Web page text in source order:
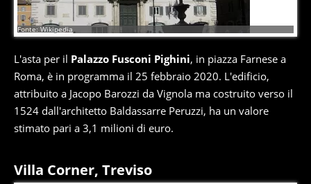
Fonte: Wikipedia
L'asta per il Palazzo Fusconi Pighini, in piazza Farnese a
Roma, è in programma il 25 febbraio 2020. L'edificio,
attribuito a Jacopo Barozzi da Vignola ma costruito verso il
1524 dall'architetto Baldassarre Peruzzi, ha un valore
stimato pari a 3,1 milioni di euro.
Villa Corner, Treviso